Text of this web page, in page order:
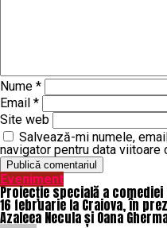
Nume *
Email *
Site web
Salvează-mi numele,
navigator pentru data viitoare
Eveniment
Proiecție specială a
16 februarie la Craiova, în
Azaleea Necula și Oana